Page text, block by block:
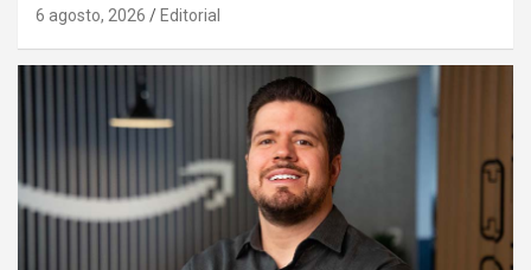
6 agosto, 2026 Editorial